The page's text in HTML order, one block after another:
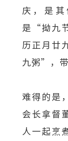
庆，是
是“拗九
历正月廿
九粥”，带
难得的是
会长拿督
人一起烹